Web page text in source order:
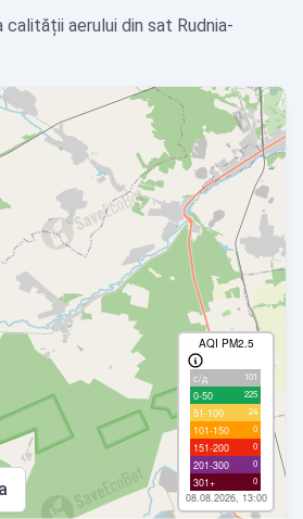
aerului din sat Rudnia-
AQI PM2.5
с/д 101
0-50 225
51-100 24
101-150 0
151-200 0
201-300 0
301+ 0
08.08.2026, 13:00